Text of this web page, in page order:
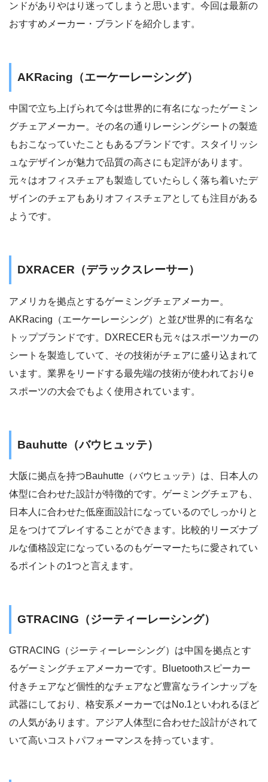
ンドがありやはり迷ってしまうと思います。今回は最新の
おすすめメーカー・ブランドを紹介します。
AKRacing（エーケーレーシング）
中国で立ち上げられて今は世界的に有名になったゲーミン
グチェアメーカー。その名の通りレーシングシートの製造
もおこなっていたこともあるブランドです。スタイリッシ
ュなデザインが魅力で品質の高さにも定評があります。
元々はオフィスチェアも製造していたらしく落ち着いたデ
ザインのチェアもありオフィスチェアとしても注目がある
ようです。
DXRACER（デラックスレーサー）
アメリカを拠点とするゲーミングチェアメーカー。
AKRacing（エーケーレーシング）と並び世界的に有名な
トップブランドです。DXRECERも元々はスポーツカーの
シートを製造していて、その技術がチェアに盛り込まれて
います。業界をリードする最先端の技術が使われておりe
スポーツの大会でもよく使用されています。
Bauhutte（バウヒュッテ）
大阪に拠点を持つBauhutte（バウヒュッテ）は、日本人の
体型に合わせた設計が特徴的です。ゲーミングチェアも、
日本人に合わせた低座面設計になっているのでしっかりと
足をつけてプレイすることができます。比較的リーズナブ
ルな価格設定になっているのもゲーマーたちに愛されてい
るポイントの1つと言えます。
GTRACING（ジーティーレーシング）
GTRACING（ジーティーレーシング）は中国を拠点とす
るゲーミングチェアメーカーです。Bluetoothスピーカー
付きチェアなど個性的なチェアなど豊富なラインナップを
武器にしており、格安系メーカーではNo.1といわれるほど
の人気があります。アジア人体型に合わせた設計がされて
いて高いコストパフォーマンスを持っています。